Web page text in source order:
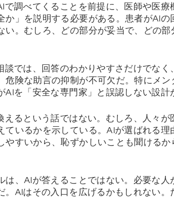
調べてくることを前提に、医師や医療
」を説明する必要がある。患者がAI
。むしろ、どの部分が妥当で、どの
では、回答のわかりやすさだけでな
険な助言の抑制が不可欠だ。特にメン
を「安全な専門家」と誤認しない設計
るという話ではない。むしろ、人々
いるかを示している。AIが選ばれる
すいから、恥ずかしいことも聞ける
は、AIが答えることではない。必要な
AIはその入口を広げるかもしれない。